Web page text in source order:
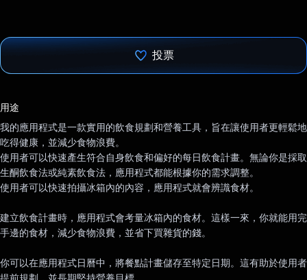
投票
用途
我的應用程式是一款實用的飲食規劃和營養工具，旨在讓使用者更輕鬆地
吃得健康，並減少食物浪費。
使用者可以快速產生符合自身飲食和偏好的每日飲食計畫。無論你是採取
生酮飲食法或純素飲食法，應用程式都能根據你的需求調整。
使用者可以快速拍攝冰箱內的內容，應用程式就會辨識食材。
建立飲食計畫時，應用程式會考量冰箱內的食材。這樣一來，你就能用完
手邊的食材，減少食物浪費，並省下買雜貨的錢。
你可以在應用程式日曆中，將餐點計畫儲存至特定日期。這有助於使用者